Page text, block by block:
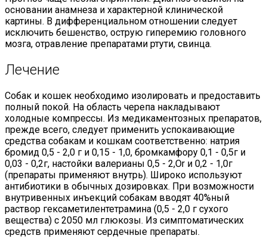
основании анамнеза и характерной клинической
картины. В дифференциальном отношении следует
исключить бешенство, острую гиперемию головного
мозга, отравление препаратами ртути, свинца.
Лечение
Собак и кошек необходимо изолировать и предоставить
полный покой. На область черепа накладывают
холодные компрессы. Из медикаментозных препаратов,
прежде всего, следует применить успокаивающие
средства собакам и кошкам соответственно: натрия
бромид 0,5 - 2,0 г и 0,15 - 1,0, бромкамфору 0,1 - 0,5г и
0,03 - 0,2г, настойки валерианы 0,5 - 2,Or и 0,2 - 1,0г
(препараты применяют внутрь). Широко используют
антибиотики в обычных дозировках. При возможности
внутривенных инъекций собакам вводят 40%ный
раствор гексаметилентетрамина (0,5 - 2,0 г сухого
вещества) с 2050 мл глюкозы. Из симптоматических
средств применяют сердечные препараты.